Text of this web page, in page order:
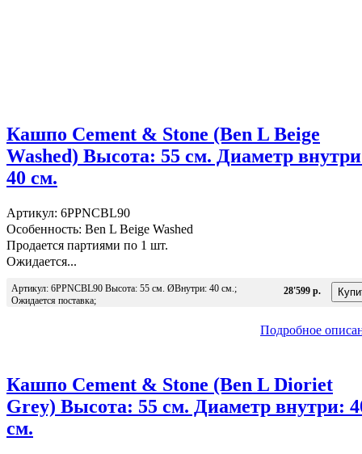
Кашпо Cement & Stone (Ben L Beige
Washed) Высота: 55 см. Диаметр
40 см.
Артикул: 6PPNCBL90
Особенность: Ben L Beige Washed
Продается партиями по 1 шт.
Ожидается...
Артикул: 6PPNCBL90 Высота: 55 см. ØВнутри: 40 см.;
Ожидается поставка;
28'599 р.
Подробное
Кашпо Cement & Stone (Ben L Dioriet
Grey) Высота: 55 см. Диаметр внутри:
см.